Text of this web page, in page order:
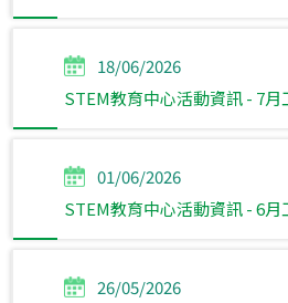
18/06/2026
STEM教育中心活動資訊 - 7月
01/06/2026
STEM教育中心活動資訊 - 6月
26/05/2026